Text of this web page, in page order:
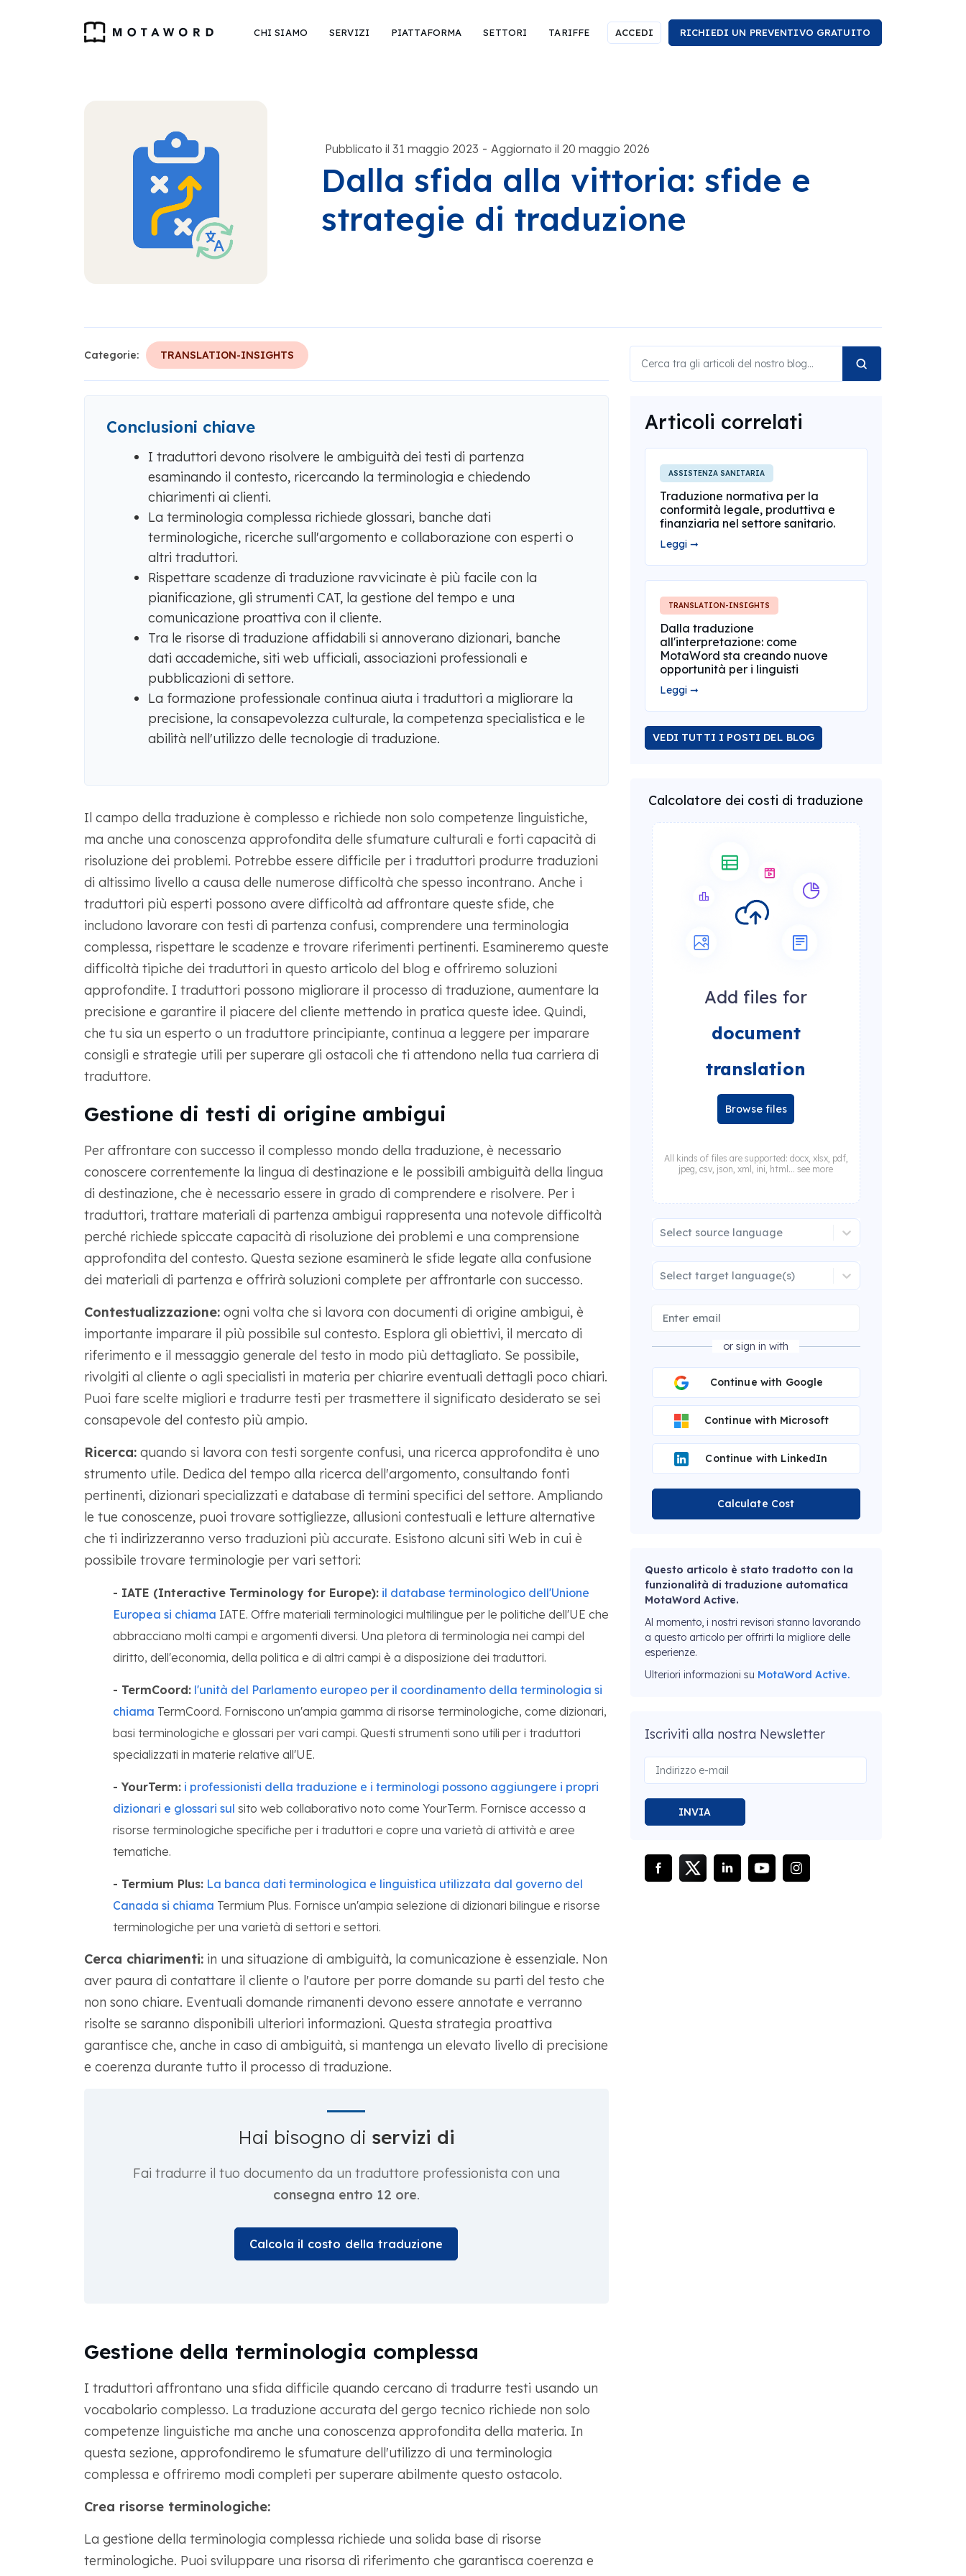
CHI SIAMO SERVIZI PIATTAFORMA SETTORI TARIFFE ACCEDI RICHIEDI UN PREVENTIVO GRATUITO
Pubblicato il 31 maggio 2023 - Aggiornato il 20 maggio 2026
Dalla sfida alla vittoria: sfide e
strategie di traduzione
Categorie: TRANSLATION-INSIGHTS
Conclusioni chiave
I traduttori devono risolvere le ambiguità dei testi di partenza
esaminando il contesto, ricercando la terminologia e chiedendo
chiarimenti ai clienti.
La terminologia complessa richiede glossari, banche dati
terminologiche, ricerche sull'argomento e collaborazione con esperti o
altri traduttori.
Rispettare scadenze di traduzione ravvicinate è più facile con la
pianificazione, gli strumenti CAT, la gestione del tempo e una
comunicazione proattiva con il cliente.
Tra le risorse di traduzione affidabili si annoverano dizionari, banche
dati accademiche, siti web ufficiali, associazioni professionali e
pubblicazioni di settore.
La formazione professionale continua aiuta i traduttori a migliorare la
precisione, la consapevolezza culturale, la competenza specialistica e le
abilità nell'utilizzo delle tecnologie di traduzione.
Il campo della traduzione è complesso e richiede non solo competenze linguistiche,
ma anche una conoscenza approfondita delle sfumature culturali e forti capacità di
risoluzione dei problemi. Potrebbe essere difficile per i traduttori produrre traduzioni
di altissimo livello a causa delle numerose difficoltà che spesso incontrano. Anche i
traduttori più esperti possono avere difficoltà ad affrontare queste sfide, che
includono lavorare con testi di partenza confusi, comprendere una terminologia
complessa, rispettare le scadenze e trovare riferimenti pertinenti. Esamineremo queste
difficoltà tipiche dei traduttori in questo articolo del blog e offriremo soluzioni
approfondite. I traduttori possono migliorare il processo di traduzione, aumentare la
precisione e garantire il piacere del cliente mettendo in pratica queste idee. Quindi,
che tu sia un esperto o un traduttore principiante, continua a leggere per imparare
consigli e strategie utili per superare gli ostacoli che ti attendono nella tua carriera di
traduttore.
Gestione di testi di origine ambigui
Per affrontare con successo il complesso mondo della traduzione, è necessario
conoscere correntemente la lingua di destinazione e le possibili ambiguità della lingua
di destinazione, che è necessario essere in grado di comprendere e risolvere. Per i
traduttori, trattare materiali di partenza ambigui rappresenta una notevole difficoltà
perché richiede spiccate capacità di risoluzione dei problemi e una comprensione
approfondita del contesto. Questa sezione esaminerà le sfide legate alla confusione
dei materiali di partenza e offrirà soluzioni complete per affrontarle con successo.
Contestualizzazione:ogni volta che si lavora con documenti di origine ambigui, è
importante imparare il più possibile sul contesto. Esplora gli obiettivi, il mercato di
riferimento e il messaggio generale del testo in modo più dettagliato. Se possibile,
rivolgiti al cliente o agli specialisti in materia per chiarire eventuali dettagli poco chiari.
Puoi fare scelte migliori e tradurre testi per trasmettere il significato desiderato se sei
consapevole del contesto più ampio.
Ricerca:quando si lavora con testi sorgente confusi, una ricerca approfondita è uno
strumento utile. Dedica del tempo alla ricerca dell'argomento, consultando fonti
pertinenti, dizionari specializzati e database di termini specifici del settore. Ampliando
le tue conoscenze, puoi trovare sottigliezze, allusioni contestuali e letture alternative
che ti indirizzeranno verso traduzioni più accurate. Esistono alcuni siti Web in cui è
possibile trovare terminologie per vari settori:
- IATE (Interactive Terminology for Europe): il database terminologico dell'Unione
Europea si chiama IATE. Offre materiali terminologici multilingue per le politiche dell'UE che
abbracciano molti campi e argomenti diversi. Una pletora di terminologia nei campi del
diritto, dell'economia, della politica e di altri campi è a disposizione dei traduttori.
- TermCoord: l'unità del Parlamento europeo per il coordinamento della terminologia si
chiama TermCoord. Forniscono un'ampia gamma di risorse terminologiche, come dizionari,
basi terminologiche e glossari per vari campi. Questi strumenti sono utili per i traduttori
specializzati in materie relative all'UE.
- YourTerm: i professionisti della traduzione e i terminologi possono aggiungere i propri
dizionari e glossari sul sito web collaborativo noto come YourTerm. Fornisce accesso a
risorse terminologiche specifiche per i traduttori e copre una varietà di attività e aree
tematiche.
- Termium Plus: La banca dati terminologica e linguistica utilizzata dal governo del
Canada si chiama Termium Plus. Fornisce un'ampia selezione di dizionari bilingue e risorse
terminologiche per una varietà di settori e settori.
Cerca chiarimenti:in una situazione di ambiguità, la comunicazione è essenziale. Non
aver paura di contattare il cliente o l'autore per porre domande su parti del testo che
non sono chiare. Eventuali domande rimanenti devono essere annotate e verranno
risolte se saranno disponibili ulteriori informazioni. Questa strategia proattiva
garantisce che, anche in caso di ambiguità, si mantenga un elevato livello di precisione
e coerenza durante tutto il processo di traduzione.
Hai bisogno di servizi di
Fai tradurre il tuo documento da un traduttore professionista con una
consegna entro 12 ore.
Calcola il costo della traduzione
Gestione della terminologia complessa
I traduttori affrontano una sfida difficile quando cercano di tradurre testi usando un
vocabolario complesso. La traduzione accurata del gergo tecnico richiede non solo
competenze linguistiche ma anche una conoscenza approfondita della materia. In
questa sezione, approfondiremo le sfumature dell'utilizzo di una terminologia
complessa e offriremo modi completi per superare abilmente questo ostacolo.
Crea risorse terminologiche:
La gestione della terminologia complessa richiede una solida base di risorse
terminologiche. Puoi sviluppare una risorsa di riferimento che garantisca coerenza e
Articoli correlati
ASSISTENZA SANITARIA
Traduzione normativa per la
conformità legale, produttiva e
finanziaria nel settore sanitario.
Leggi ➞
TRANSLATION-INSIGHTS
Dalla traduzione
all'interpretazione: come
MotaWord sta creando nuove
opportunità per i linguisti
Leggi ➞
VEDI TUTTI I POSTI DEL BLOG
Calcolatore dei costi di traduzione
Add files for
document
translation
Browse files
All kinds of files are supported: docx, xlsx, pdf,
jpeg, csv, json, xml, ini, html... see more
Select source language
Select target language(s)
or sign in with
Continue with Google
Continue with Microsoft
Continue with LinkedIn
Calculate Cost
Questo articolo è stato tradotto con la
funzionalità di traduzione automatica
MotaWord Active.
Al momento, i nostri revisori stanno lavorando
a questo articolo per offrirti la migliore delle
esperienze.
Ulteriori informazioni su MotaWord Active.
Iscriviti alla nostra Newsletter
INVIA